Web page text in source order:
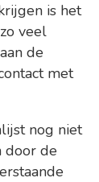
is het
veel
de
met
nog niet
door de